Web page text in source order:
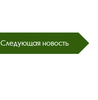
Следующая новость